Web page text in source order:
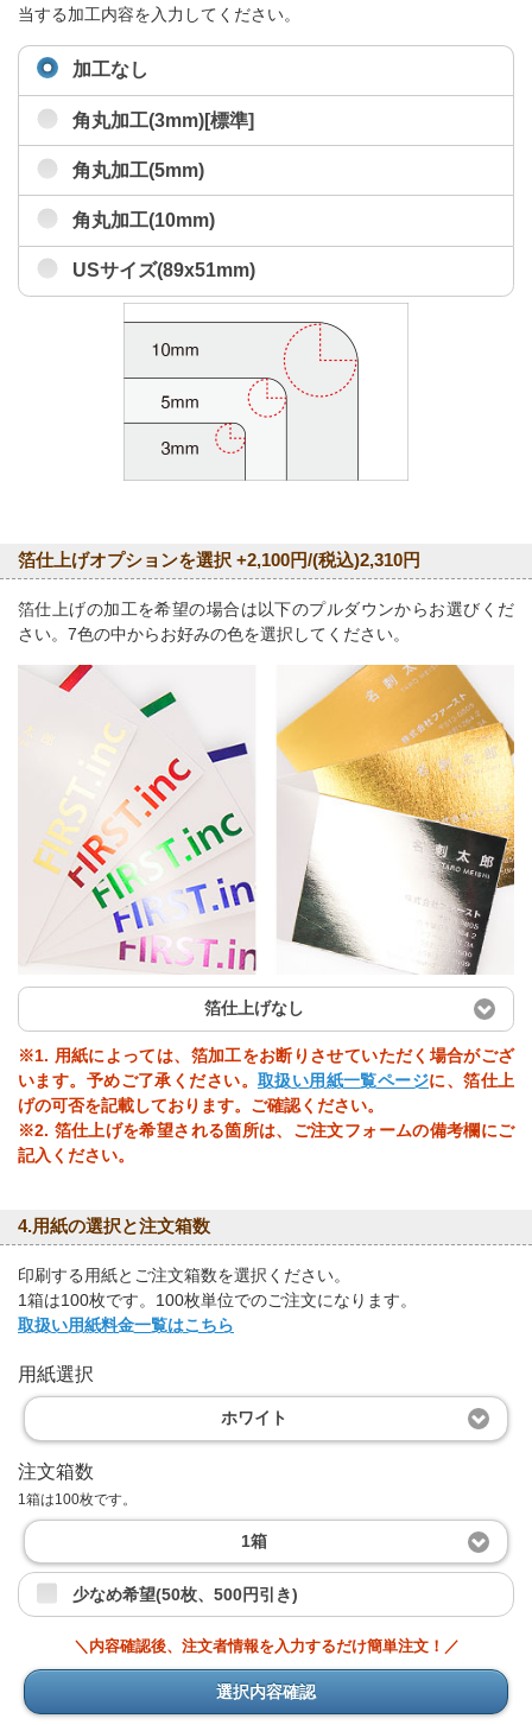
当する加工内容を入力してください。
加工なし
角丸加工(3mm)[標準]
角丸加工(5mm)
角丸加工(10mm)
USサイズ(89x51mm)
箔仕上げオプションを選択 +2,100円/(税込)2,310円
箔仕上げの加工を希望の場合は以下のプルダウンからお選びくだ
さい。7色の中からお好みの色を選択してください。
箔仕上げなし
※1. 用紙によっては、箔加工をお断りさせていただく場合がござ
います。予めご了承ください。 取扱い用紙一覧ページに、箔仕上
げの可否を記載しております。ご確認ください。
※2. 箔仕上げを希望される箇所は、ご注文フォームの備考欄にご
記入ください。
4.用紙の選択と注文箱数
印刷する用紙とご注文箱数を選択ください。
1箱は100枚です。100枚単位でのご注文になります。
取扱い用紙料金一覧はこちら
用紙選択
ホワイト
注文箱数
1箱は100枚です。
1箱
少なめ希望(50枚、500円引き)
＼内容確認後、注文者情報を入力するだけ簡単注文！／
選択内容確認